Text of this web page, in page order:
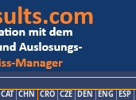
CAT CHN CRO CZE DEN ENG ESP